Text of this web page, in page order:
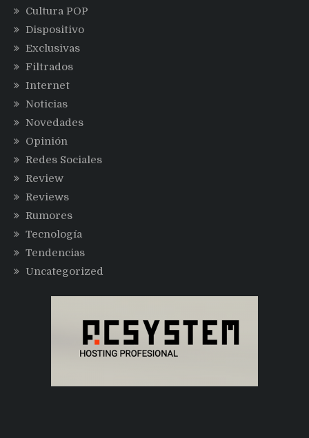
Cultura POP
Dispositivo
Exclusivas
Filtrados
Internet
Noticias
Novedades
Opinión
Redes Sociales
Review
Reviews
Rumores
Tecnología
Tendencias
Uncategorized